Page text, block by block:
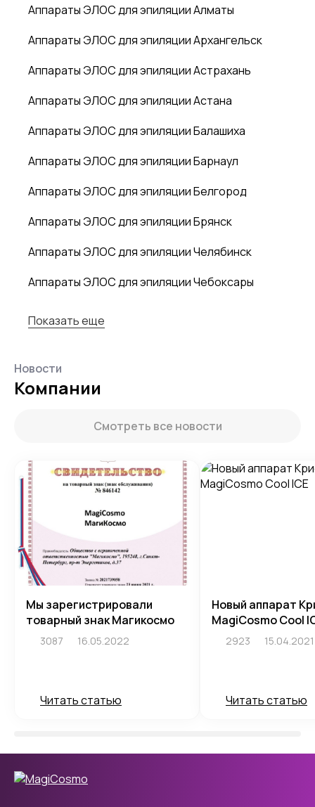
Аппараты ЭЛОС для эпиляции Алматы
Аппараты ЭЛОС для эпиляции Архангельск
Аппараты ЭЛОС для эпиляции Астрахань
Аппараты ЭЛОС для эпиляции Астана
Аппараты ЭЛОС для эпиляции Балашиха
Аппараты ЭЛОС для эпиляции Барнаул
Аппараты ЭЛОС для эпиляции Белгород
Аппараты ЭЛОС для эпиляции Брянск
Аппараты ЭЛОС для эпиляции Челябинск
Аппараты ЭЛОС для эпиляции Чебоксары
Показать еще
Новости
Компании
Смотреть все новости
Мы зарегистрировали
товарный знак Магикосмо
3087 16.05.2022
Читать статью
Новый аппарат
MagiCosmo Cool
2923 15.04.2021
Читать статью